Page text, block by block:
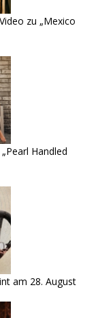
zu „Mexico
Handled
am 28. August